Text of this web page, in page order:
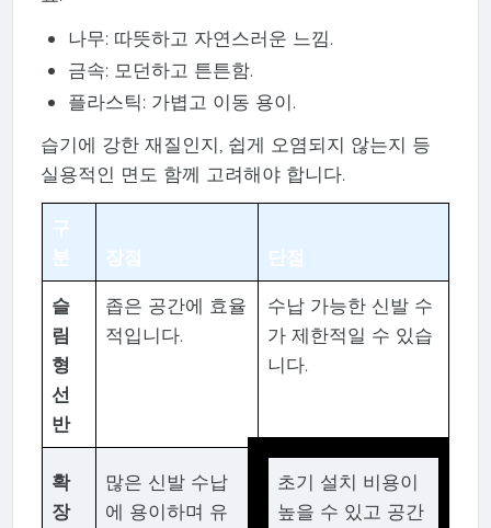
나무: 따뜻하고 자연스러운 느낌.
금속: 모던하고 튼튼함.
플라스틱: 가볍고 이동 용이.
습기에 강한 재질인지, 쉽게 오염되지 않는지 등
실용적인 면도 함께 고려해야 합니다.
구
분
장점 단점
슬
림
형
선
반
좁은 공간에 효율
적입니다.
수납 가능한 신발 수
가 제한적일 수 있습
니다.
확
장
많은 신발 수납
에 용이하며 유
초기 설치 비용이
높을 수 있고 공간